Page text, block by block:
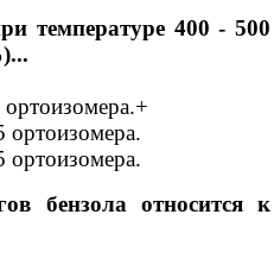
температуре 400 - 500
бензола относится к